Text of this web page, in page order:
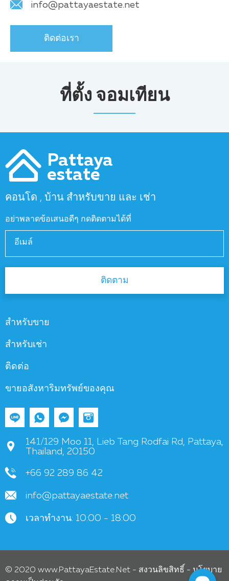
info@pattayaestate.net
ติดต่อเรา
ที่ตั้ง จอมเทียน
Pattaya
estate
คอนโด , บ้าน สำหรับขาย และ เช่า
อย่าพลาดข้อเสนอดีๆ กดติดตามได้ที่
อีเมล์
ติดตาม
สำหรับขาย
สำหรับเช่า
ติดต่อ
ขายอสังหาริมทรัพย์ของคุณ
141/129 Moo 11, Lieb Tang Rodfai Rd, Pattaya,
Thailand, 20150
+66 92 289 86 42
info@pattayaestate.net
เวลาทำงาน: 10:00 - 18:00
© 2020 www.PattayaEstate.Net - สงวนลิขสิทธิ์ - นโยบาย